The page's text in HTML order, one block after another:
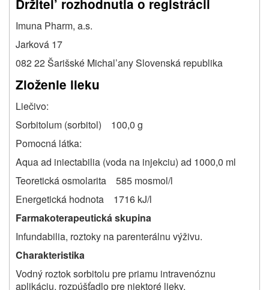
Držitel’ rozhodnutia o registrácii
Imuna Pharm, a.s.
Jarková 17
082 22 Šarišské Michal’any Slovenská republika
Zloženie lieku
Liečivo:
Sorbitolum (sorbitol) 100,0 g
Pomocná látka:
Aqua ad iniectabilia (voda na injekciu) ad 1000,0 ml
Teoretická osmolarita 585 mosmol/l
Energetická hodnota 1716 kJ/l
Farmakoterapeutická skupina
Infundabilia, roztoky na parenterálnu výživu.
Charakteristika
Vodný roztok sorbitolu pre priamu intravenóznu
aplikáciu, rozpúšťadlo pre niektoré lieky.